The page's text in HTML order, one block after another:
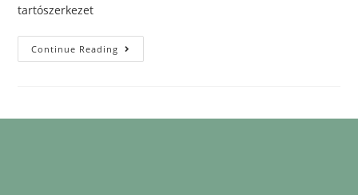
tartószerkezet
Continue Reading